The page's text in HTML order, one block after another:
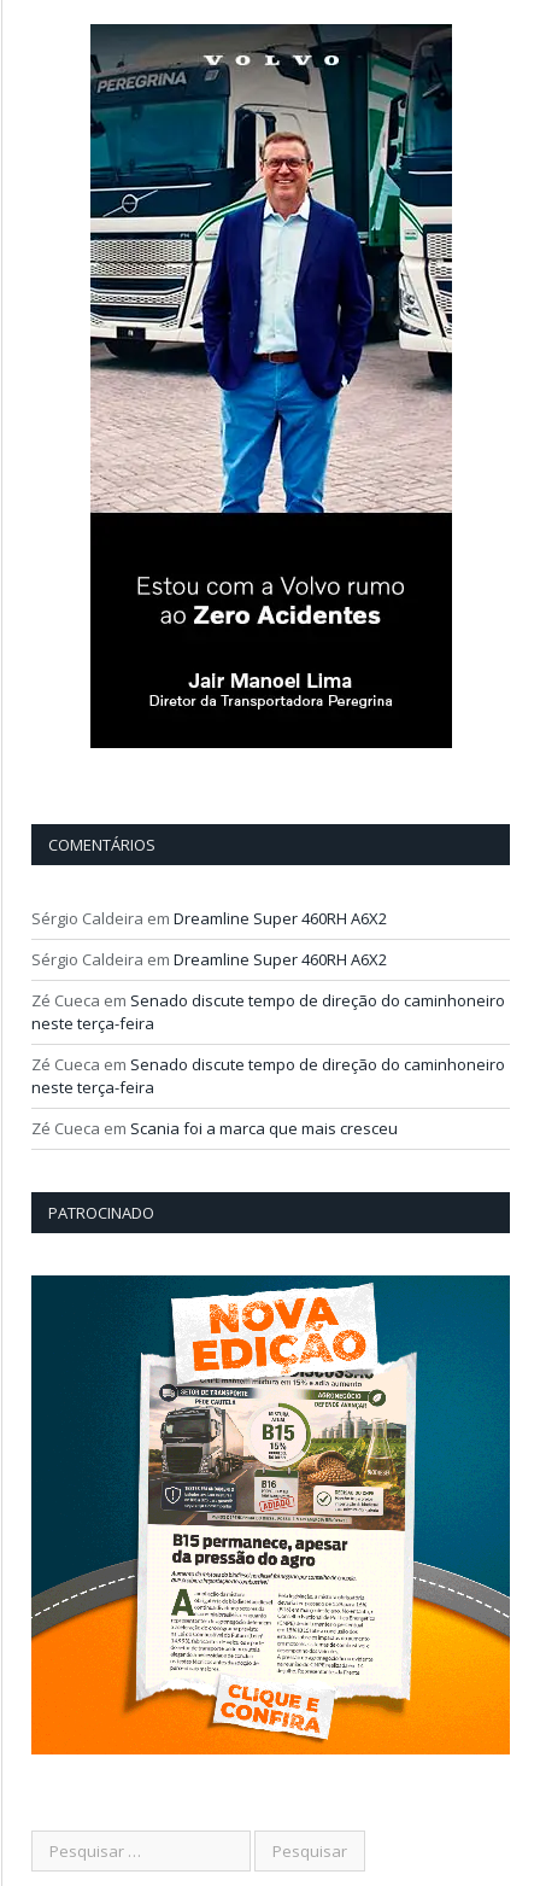
COMENTÁRIOS
Sérgio Caldeira em Dreamline Super 460RH A6X2
Sérgio Caldeira em Dreamline Super 460RH A6X2
Zé Cueca em Senado discute tempo de direção do caminhoneiro
neste terça-feira
Zé Cueca em Senado discute tempo de direção do caminhoneiro
neste terça-feira
Zé Cueca em Scania foi a marca que mais cresceu
PATROCINADO